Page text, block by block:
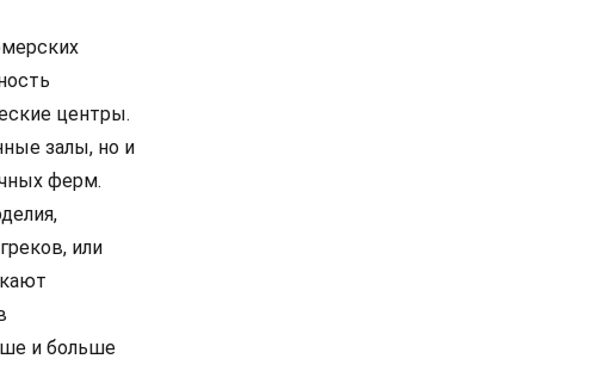
центры.
залы, но и
ферм.
или
и больше